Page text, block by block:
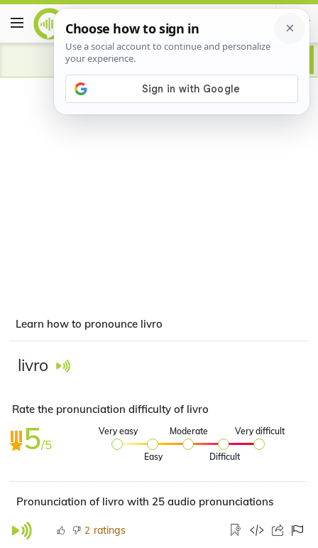
Advertisement
Learn how to pronounce livro
livro
Rate the pronunciation difficulty of livro
5/5
Very easy
Easy
Moderate
Difficult
Very difficult
Pronunciation of livro with 25 audio pronunciations
2 ratings